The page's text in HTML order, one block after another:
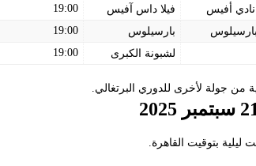
أفيس فيلا داس آفيس 19:00
بارسيلوس 19:00
لشبونة الكبرى 19:00
من جولة لأخرى للدوري البرتغالي.
بتوقيت القاهرة.